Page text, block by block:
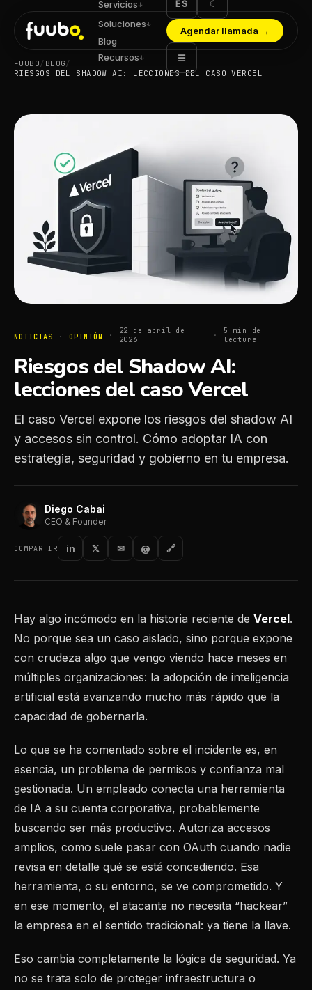
Servicios↓
Soluciones↓
Blog
Recursos↓
ES ☾
Agendar llamada →
☰
FUUBO/ BLOG/
RIESGOS DEL SHADOW AI: LECCIONES DEL CASO VERCEL
NOTICIAS · OPINIÓN ·
22 de abril de
2026
· 5
min de
lectura
Riesgos del Shadow AI:
lecciones del caso Vercel
El caso Vercel expone los riesgos del shadow AI
y accesos sin control. Cómo adoptar IA con
estrategia, seguridad y gobierno en tu empresa.
Diego Cabai
CEO & Founder
COMPARTIR in 𝕏 ✉ @ 🔗
Hay algo incómodo en la historia reciente de Vercel.
No porque sea un caso aislado, sino porque expone
con crudeza algo que vengo viendo hace meses en
múltiples organizaciones: la adopción de inteligencia
artificial está avanzando mucho más rápido que la
capacidad de gobernarla.
Lo que se ha comentado sobre el incidente es, en
esencia, un problema de permisos y confianza mal
gestionada. Un empleado conecta una herramienta
de IA a su cuenta corporativa, probablemente
buscando ser más productivo. Autoriza accesos
amplios, como suele pasar con OAuth cuando nadie
revisa en detalle qué se está concediendo. Esa
herramienta, o su entorno, se ve comprometido. Y
en ese momento, el atacante no necesita “hackear”
la empresa en el sentido tradicional: ya tiene la llave.
Eso cambia completamente la lógica de seguridad. Ya
no se trata solo de proteger infraestructura o